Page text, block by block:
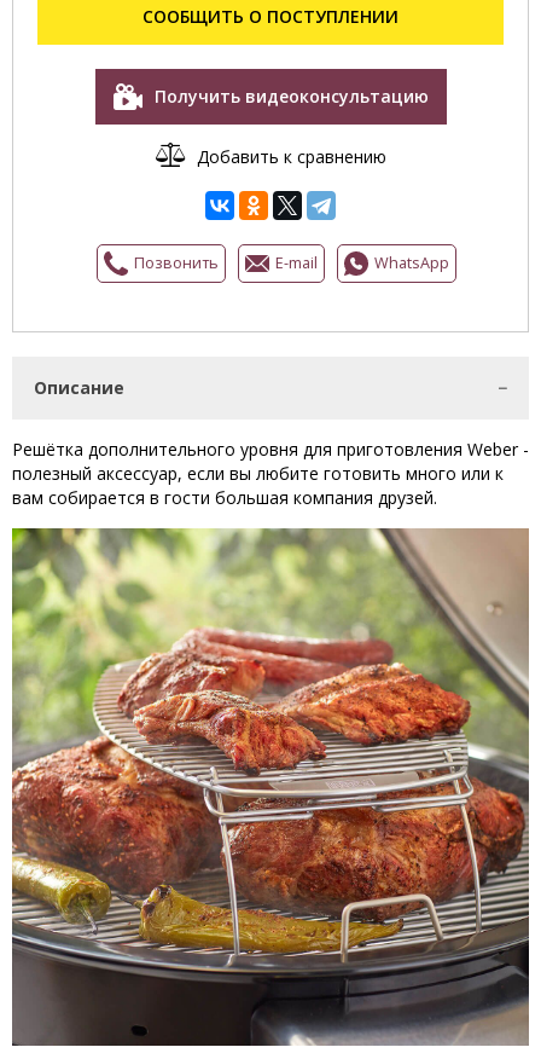
СООБЩИТЬ О ПОСТУПЛЕНИИ
Получить видеоконсультацию
Добавить к сравнению
Позвонить E-mail WhatsApp
Описание
Решётка дополнительного уровня для приготовления Weber -
полезный аксессуар, если вы любите готовить много или к
вам собирается в гости большая компания друзей.